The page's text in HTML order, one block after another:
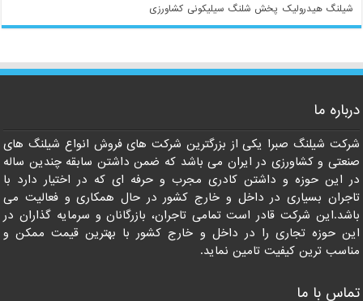
شیلنگ هیدرولیک پخش شلنگ سیلیکونی کشاورزی
درباره ما
شرکت شیلنگ صبرا یکی از بزرگترین شرکت های فروش انواع شیلنگ های
صنعتی و کشاورزی در ایران می باشد که ضمن داشتن سابقه چندین ساله
در این حوزه و داشتن کادری مجرب و حرفه ای که در اختیار دارد با
تاجران بسیاری در داخل و خارج کشور در حال همکاری و فعالیت می
باشد.این شرکت قادر است تمامی تاجران، بازرگانان و سرمایه گذاران در
این حوزه تجاری را در داخل و خارج کشور با بهترین قیمت ممکن و
مناسب ترین کیفیت تامین نماید.
تماس با ما